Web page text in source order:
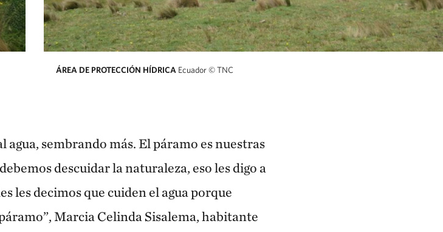
ÁREA DE PROTECCIÓN HÍDRICA Ecuador© TNC
agua, sembrando más. El páramo es nuestras
descuidar la naturaleza, eso les digo a
les decimos que cuiden el agua porque
Marcia Celinda Sisalema, habitante